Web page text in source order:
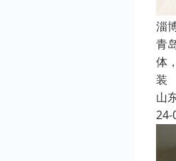
淄
青
体
装
山
24-